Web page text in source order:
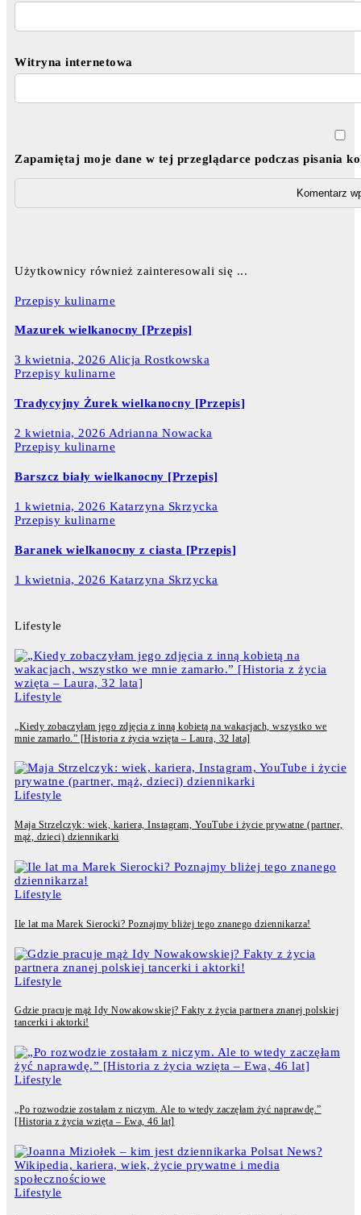
Witryna internetowa
Zapamiętaj moje dane w tej przeglądarce podczas pisania
Użytkownicy również zainteresowali się ...
Przepisy kulinarne
Mazurek wielkanocny [Przepis]
3 kwietnia, 2026 Alicja Rostkowska
Przepisy kulinarne
Tradycyjny Żurek wielkanocny [Przepis]
2 kwietnia, 2026 Adrianna Nowacka
Przepisy kulinarne
Barszcz biały wielkanocny [Przepis]
1 kwietnia, 2026 Katarzyna Skrzycka
Przepisy kulinarne
Baranek wielkanocny z ciasta [Przepis]
1 kwietnia, 2026 Katarzyna Skrzycka
Lifestyle
Lifestyle
„Kiedy zobaczyłam jego zdjęcia z inną kobietą na wakacjach, wszystko we
mnie zamarło.” [Historia z życia wzięta – Laura, 32 lata]
Lifestyle
Maja Strzelczyk: wiek, kariera, Instagram, YouTube i życie prywatne (partner,
mąż, dzieci) dziennikarki
Lifestyle
Ile lat ma Marek Sierocki? Poznajmy bliżej tego znanego dziennikarza!
Lifestyle
Gdzie pracuje mąż Idy Nowakowskiej? Fakty z życia partnera znanej polskiej
tancerki i aktorki!
Lifestyle
„Po rozwodzie zostałam z niczym. Ale to wtedy zaczęłam żyć naprawdę.”
[Historia z życia wzięta – Ewa, 46 lat]
Lifestyle